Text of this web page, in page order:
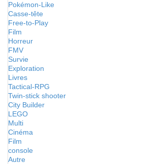
Pokémon-Like
Casse-tête
Free-to-Play
Film
Horreur
FMV
Survie
Exploration
Livres
Tactical-RPG
Twin-stick shooter
City Builder
LEGO
Multi
Cinéma
Film
console
Autre